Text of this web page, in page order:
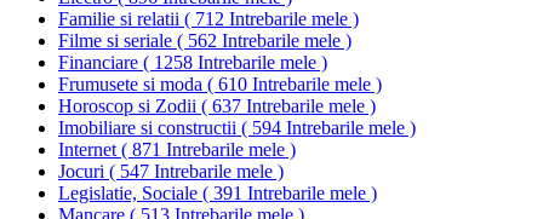
Familie si relatii ( 712 Intrebarile mele )
Filme si seriale ( 562 Intrebarile mele )
Financiare ( 1258 Intrebarile mele )
Frumusete si moda ( 610 Intrebarile mele )
Horoscop si Zodii ( 637 Intrebarile mele )
Imobiliare si constructii ( 594 Intrebarile mele )
Internet ( 871 Intrebarile mele )
Jocuri ( 547 Intrebarile mele )
Legislatie, Sociale ( 391 Intrebarile mele )
Mancare ( 513 Intrebarile mele )